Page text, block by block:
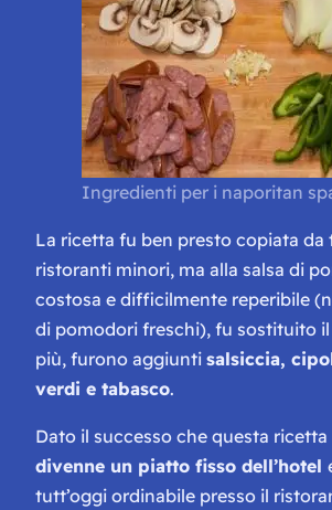
Ingredienti per i naporitan
La ricetta fu ben presto copiata
ristoranti minori, ma alla salsa di
costosa e difficilmente reperibile
di pomodori freschi), fu sostituito il
più, furono aggiunti salsiccia,
verdi e tabasco.
Dato il successo che questa ricetta
divenne un piatto fisso dell’hotel
tutt’oggi ordinabile presso il